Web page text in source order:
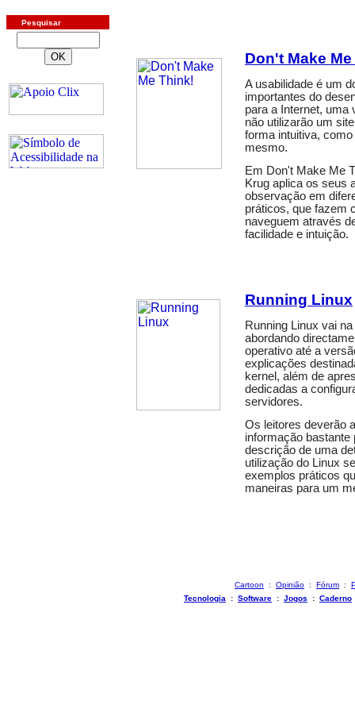
Pesquisar
Don't Make
A usabilidade é um
importantes do
para a Internet, uma
não utilizarão um
forma intuitiva,
mesmo.
Em Don't Make Me
Krug aplica os seus
observação em
práticos, que fazem
naveguem através
facilidade e intuição.
Running Linux
Running Linux vai
abordando
operativo até a
explicações
kernel, além de
dedicadas a
servidores.
Os leitores deverão
informação bastante
descrição de uma
utilização do Linux
exemplos práticos
maneiras para um
Cartoon : Opinião : Fórum :
Tecnologia : Software : Jogos : Caderno